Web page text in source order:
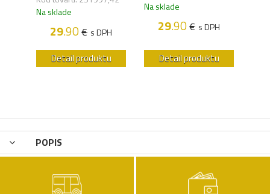
Na sklade
29.90€ s DPH
Detail produktu
Na sklade
29.90€ s DPH
Detail produktu
POPIS